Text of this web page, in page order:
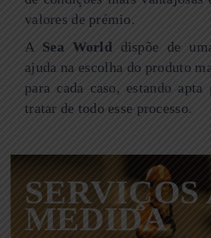
valores de prémio.
A Sea World dispõe de
ajuda na escolha do produto
para cada caso, estando apta
tratar de todo esse processo.
SERVIÇOS
MEDIDA